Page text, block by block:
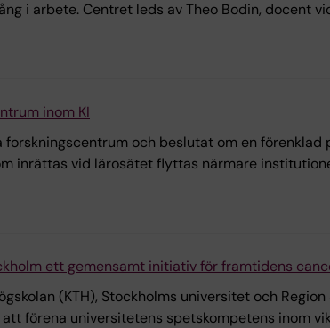
i arbete. Centret leds av Theo Bodin, docent
inom KI
och beslutat om en
inrättas vid lärosätet flyttas närmare
ett gemensamt initiativ för framtidens
(KTH), Stockholms universitet och
förena universitetens spetskompetens inom